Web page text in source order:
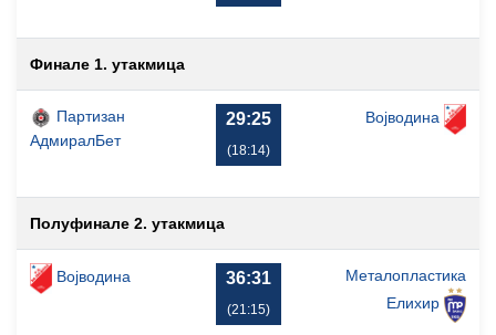
Финале 1. утакмица
Партизан
АдмиралБет
29:25
(18:14)
Војводина
Полуфинале 2. утакмица
Војводина 36:31
(21:15)
Металопластика
Елиxир